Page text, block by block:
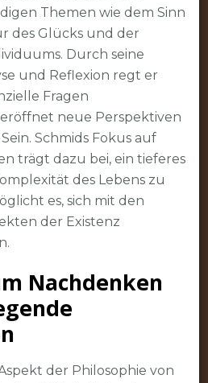
Themen wie dem Sinn
des Glücks und der
Durch seine
und Reflexion regt er
Fragen
neue Perspektiven
Schmids Fokus auf
trägt dazu bei, ein tieferes
des Lebens zu
es, sich mit den
der Existenz
Nachdenken
der Philosophie von